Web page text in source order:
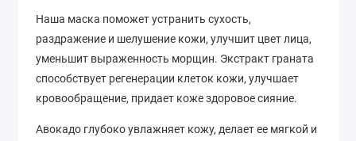
Наша маска поможет устранить сухость,
раздражение и шелушение кожи, улучшит цвет лица,
уменьшит выраженность морщин. Экстракт граната
способствует регенерации клеток кожи, улучшает
кровообращение, придает коже здоровое сияние.
Авокадо глубоко увлажняет кожу, делает ее мягкой и